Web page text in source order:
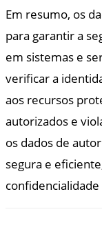
Em resumo, os
para garantir a
em sistemas e
verificar a
aos recursos
autorizados e
os dados de
segura e